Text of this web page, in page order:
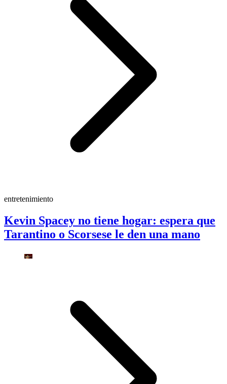
entretenimiento
Kevin Spacey no tiene hogar: espera que
Tarantino o Scorsese le den una mano